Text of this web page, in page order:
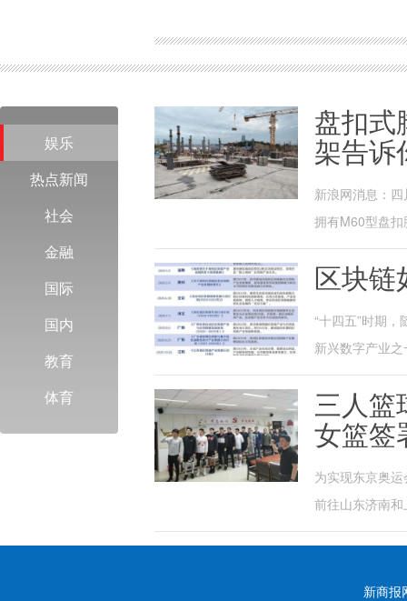
娱乐
热点新闻
社会
金融
国际
国内
教育
体育
盘扣式
架告诉
新浪网消息：
拥有M60型盘
区块链
“十四五”时期
新兴数字产业
三人篮
女篮签
为实现东京奥
前往山东济南
新商报